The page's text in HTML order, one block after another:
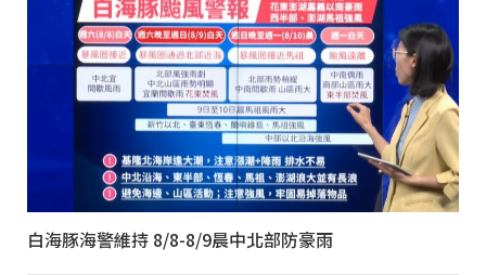
白海豚海警維持 8/8-8/9晨中北部防豪雨